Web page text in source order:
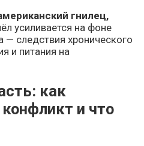
гнилец,
усиливается на фоне
— следствия хронического
и питания на
как
и что